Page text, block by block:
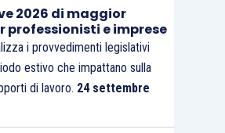
2026 di maggior
professionisti e imprese
i provvedimenti legislativi
estivo che impattano sulla
di lavoro. 24 settembre